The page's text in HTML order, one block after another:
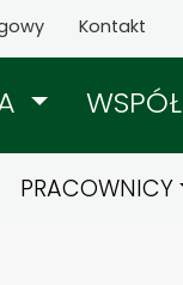
Kontakt
PRACOWNICY